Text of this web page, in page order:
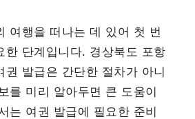
여행을 떠나는 데 있어 첫 번
한 단계입니다. 경상북도 포항
권 발급은 간단한 절차가 아니
를 미리 알아두면 큰 도움이
는 여권 발급에 필요한 준비